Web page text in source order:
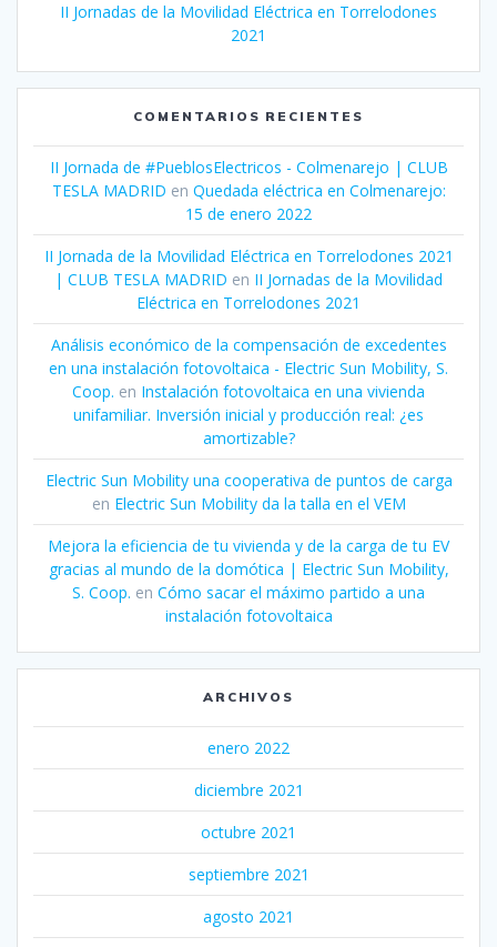
II Jornadas de la Movilidad Eléctrica en Torrelodones
2021
COMENTARIOS RECIENTES
II Jornada de #PueblosElectricos - Colmenarejo | CLUB
TESLA MADRID en Quedada eléctrica en Colmenarejo:
15 de enero 2022
II Jornada de la Movilidad Eléctrica en Torrelodones 2021
| CLUB TESLA MADRID en II Jornadas de la Movilidad
Eléctrica en Torrelodones 2021
Análisis económico de la compensación de excedentes
en una instalación fotovoltaica - Electric Sun Mobility, S.
Coop. en Instalación fotovoltaica en una vivienda
unifamiliar. Inversión inicial y producción real: ¿es
amortizable?
Electric Sun Mobility una cooperativa de puntos de carga
en Electric Sun Mobility da la talla en el VEM
Mejora la eficiencia de tu vivienda y de la carga de tu EV
gracias al mundo de la domótica | Electric Sun Mobility,
S. Coop. en Cómo sacar el máximo partido a una
instalación fotovoltaica
ARCHIVOS
enero 2022
diciembre 2021
octubre 2021
septiembre 2021
agosto 2021